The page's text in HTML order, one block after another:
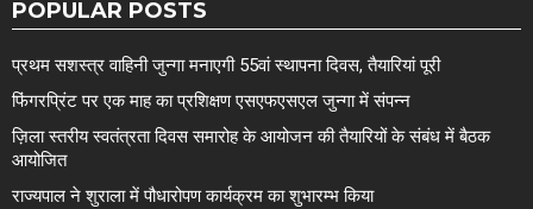
POPULAR POSTS
प्रथम सशस्त्र वाहिनी जुन्गा मनाएगी 55वां स्थापना दिवस, तैयारियां पूरी
फिंगरप्रिंट पर एक माह का प्रशिक्षण एसएफएसएल जुन्गा में संपन्न
ज़िला स्तरीय स्वतंत्रता दिवस समारोह के आयोजन की तैयारियों के संबंध में बैठक
आयोजित
राज्यपाल ने शुराला में पौधारोपण कार्यक्रम का शुभारम्भ किया